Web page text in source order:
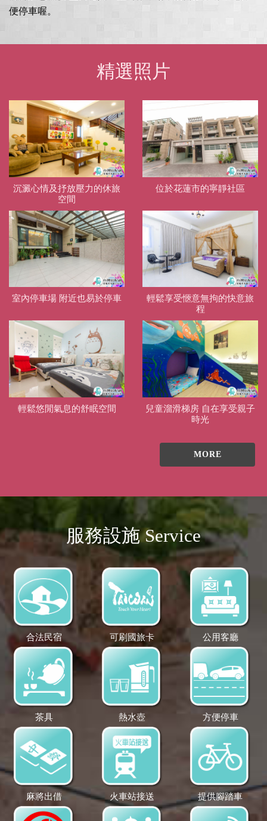
便停車喔。
精選照片
沉澱心情及抒放壓力的休旅
空間
位於花蓮市的寧靜社區
室內停車場 附近也易於停車
輕鬆享受愜意無拘的快意旅
程
輕鬆悠閒氣息的舒眠空間
兒童溜滑梯房 自在享受親子
時光
MORE
服務設施 Service
合法民宿 可刷國旅卡 公用客廳
茶具 熱水壺 方便停車
麻將出借 火車站接送 提供腳踏車